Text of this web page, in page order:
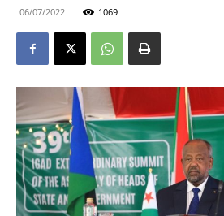
06/07/2022 1069